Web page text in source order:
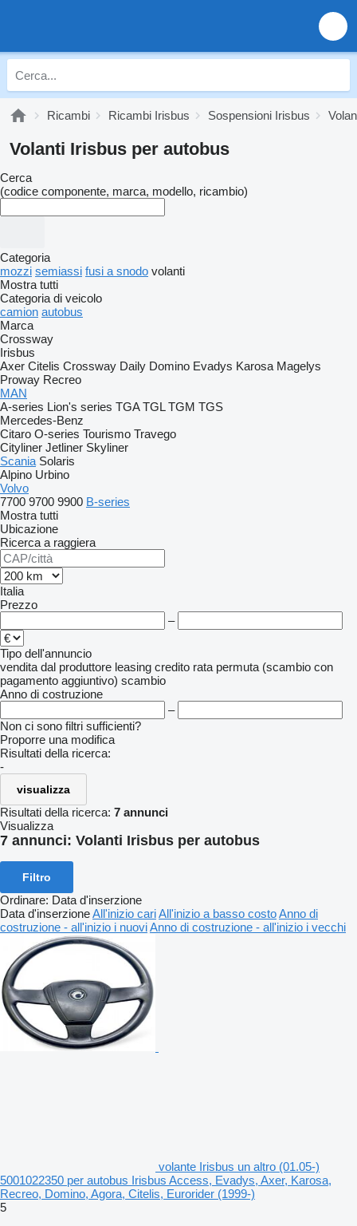
Ricambi Ricambi Irisbus Sospensioni Irisbus
Volanti Irisbus per autobus
Cerca
(codice componente, marca, modello, ricambio)
Categoria
mozzi semiassi fusi a snodo volanti
Mostra tutti
Categoria di veicolo
camion autobus
Marca
Crossway
Irisbus
Axer Citelis Crossway Daily Domino Evadys Karosa Magelys
Proway Recreo
MAN
A-series Lion's series TGA TGL TGM TGS
Mercedes-Benz
Citaro O-series Tourismo Travego
Cityliner Jetliner Skyliner
Scania Solaris
Alpino Urbino
Volvo
7700 9700 9900 B-series
Mostra tutti
Ubicazione
Ricerca a raggiera
Italia
Prezzo
–
Tipo dell'annuncio
vendita dal produttore leasing credito rata permuta (scambio con
pagamento aggiuntivo) scambio
Anno di costruzione
–
Non ci sono filtri sufficienti?
Proporre una modifica
Risultati della ricerca:
-
visualizza
Risultati della ricerca: 7 annunci
Visualizza
7 annunci: Volanti Irisbus per autobus
Filtro
Ordinare: Data d'inserzione
Data d'inserzioneAll'inizio cariAll'inizio a basso costoAnno di
costruzione - all'inizio i nuoviAnno di costruzione - all'inizio i vecchi
volante Irisbus un altro (01.05-)
5001022350 per autobus Irisbus Access, Evadys, Axer, Karosa,
Recreo, Domino, Agora, Citelis, Eurorider (1999-)
5